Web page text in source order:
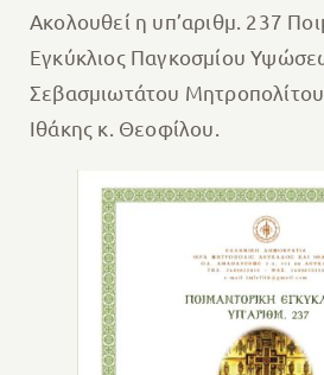
Ακολουθεί η υπ’αριθμ. 237
Εγκύκλιος Παγκοσμίου
Σεβασμιωτάτου
Ιθάκης κ. Θεοφίλου.